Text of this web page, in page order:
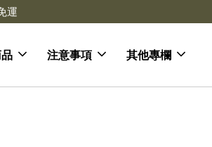
運
注意事項 其他專欄